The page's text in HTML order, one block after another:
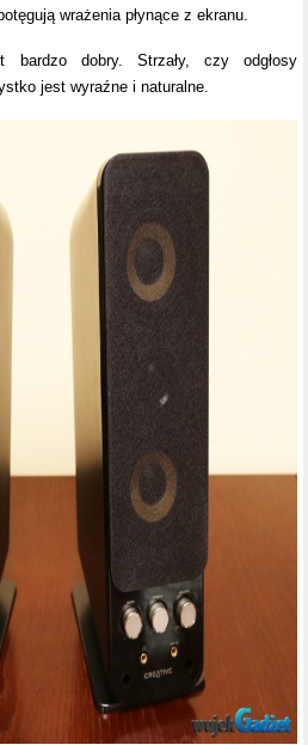
wrażenia płynące z ekranu.
dobry. Strzały, czy odgłosy
jest wyraźne i naturalne.